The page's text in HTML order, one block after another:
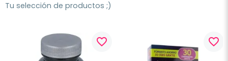
Tu selección de productos ;)
favorite_border favorite_border